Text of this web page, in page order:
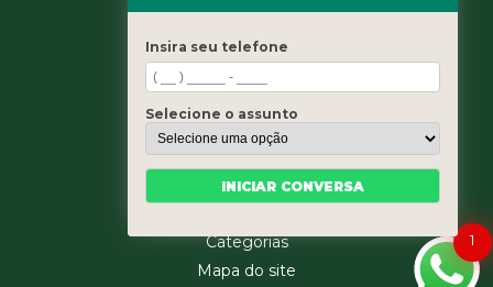
contato@leaoservicos.com.br
Home
Quem somos
Serviços
Blog
Categorias
Mapa do site
1
Insira seu telefone
Selecione o assunto
INICIAR CONVERSA